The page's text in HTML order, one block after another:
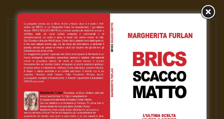
PLAYLISTS
ASSANGE LIBERO per la nostra libertà
Gennaro Gargiulo 1 Febbraio 2021
News